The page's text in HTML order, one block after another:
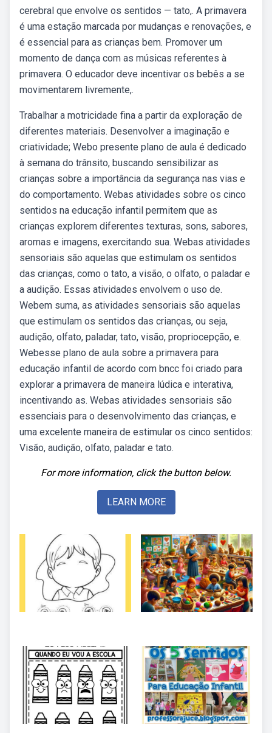
cerebral que envolve os sentidos — tato,. A primavera
é uma estação marcada por mudanças e renovações, e
é essencial para as crianças bem. Promover um
momento de dança com as músicas referentes à
primavera. O educador deve incentivar os bebês a se
movimentarem livremente,.
Trabalhar a motricidade fina a partir da exploração de
diferentes materiais. Desenvolver a imaginação e
criatividade; Webo presente plano de aula é dedicado
à semana do trânsito, buscando sensibilizar as
crianças sobre a importância da segurança nas vias e
do comportamento. Webas atividades sobre os cinco
sentidos na educação infantil permitem que as
crianças explorem diferentes texturas, sons, sabores,
aromas e imagens, exercitando sua. Webas atividades
sensoriais são aquelas que estimulam os sentidos
das crianças, como o tato, a visão, o olfato, o paladar e
a audição. Essas atividades envolvem o uso de.
Webem suma, as atividades sensoriais são aquelas
que estimulam os sentidos das crianças, ou seja,
audição, olfato, paladar, tato, visão, propriocepção, e.
Webesse plano de aula sobre a primavera para
educação infantil de acordo com bncc foi criado para
explorar a primavera de maneira lúdica e interativa,
incentivando as. Webas atividades sensoriais são
essenciais para o desenvolvimento das crianças, e
uma excelente maneira de estimular os cinco sentidos:
Visão, audição, olfato, paladar e tato.
For more information, click the button below.
LEARN MORE